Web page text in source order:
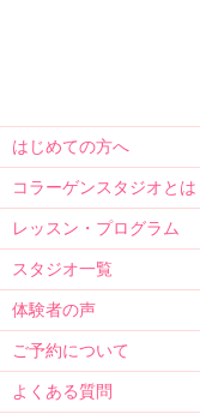
はじめての方へ
コラーゲンスタジオとは
レッスン・プログラム
スタジオ一覧
体験者の声
ご予約について
よくある質問